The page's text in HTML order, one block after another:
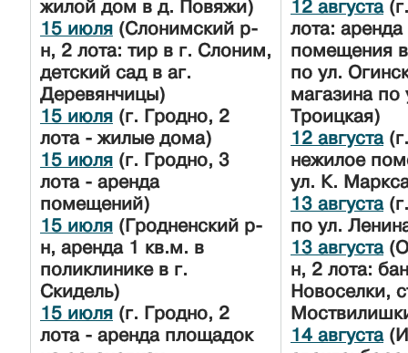
жилой дом в д. Повяжи)
15 июля (Слонимский р-
н, 2 лота: тир в г. Слоним,
детский сад в аг.
Деревянчицы)
15 июля (г. Гродно, 2
лота - жилые дома)
15 июля (г. Гродно, 3
лота - аренда
помещений)
15 июля (Гродненский р-
н, аренда 1 кв.м. в
поликлинике в г.
Скидель)
15 июля (г. Гродно, 2
лота - аренда площадок
12 августа
лота: аренда
помещения
по ул.
магазина по
Троицкая)
12 августа
нежилое
ул. К.
13 августа
по ул.
13 августа
н, 2 лота:
Новоселки,
14 августа